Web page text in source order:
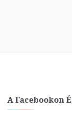
A Facebookon